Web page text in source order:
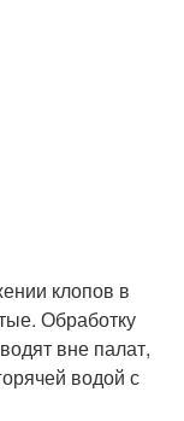
клопов в
Обработку
вне палат,
водой с